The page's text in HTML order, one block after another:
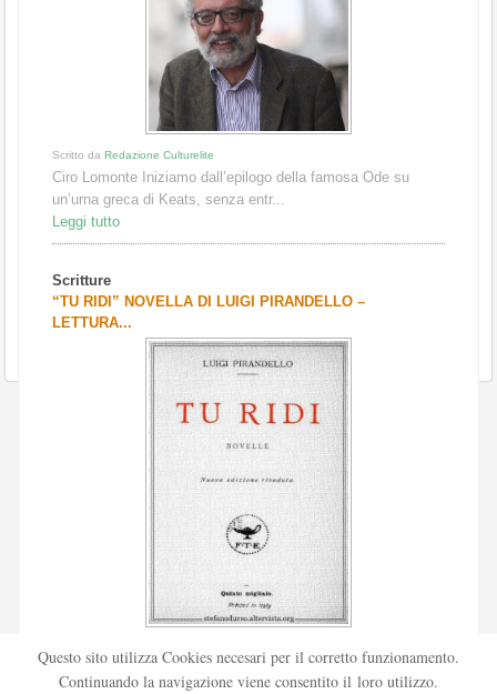
Scritto da Redazione Culturelite
Ciro Lomonte Iniziamo dall’epilogo della famosa Ode su
un’urna greca di Keats, senza entr...
Leggi tutto
Scritture
“TU RIDI” NOVELLA DI LUIGI PIRANDELLO –
LETTURA...
Pubblicata nel 1912 sul «Corriere della sera», la novella Tu
Questo sito utilizza Cookies necesari per il corretto funzionamento.
Continuando la navigazione viene consentito il loro utilizzo.